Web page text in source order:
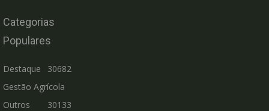
Categorias
Populares
Destaque
30682
Gestão Agrícola
30133
Outros